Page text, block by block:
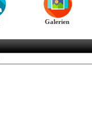
Galerien